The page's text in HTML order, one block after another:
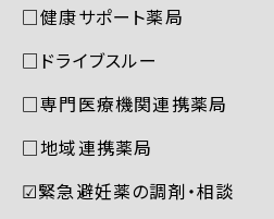
□健康サポート薬局
□ドライブスルー
□専門医療機関連携薬局
□地域連携薬局
☑︎緊急避妊薬の調剤・相談